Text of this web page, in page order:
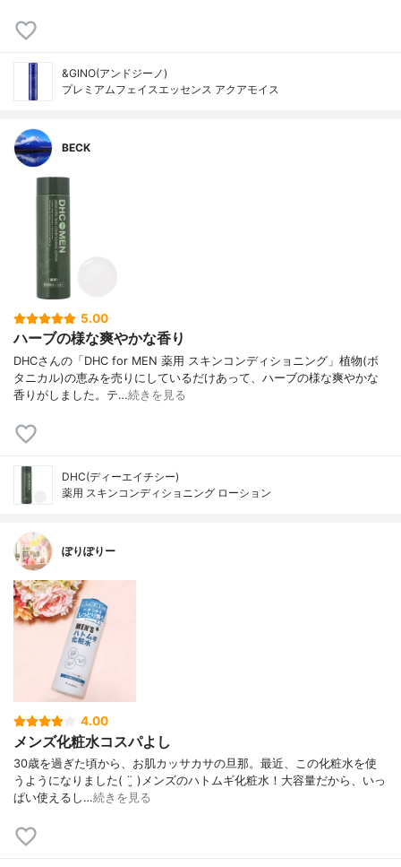
&GINO(アンドジーノ)
プレミアムフェイスエッセンス アクアモイス
BECK
5.00
ハーブの様な爽やかな香り
DHCさんの「DHC for MEN 薬用 スキンコンディショニング」植物(ボ
タニカル)の恵みを売りにしているだけあって、ハーブの様な爽やかな
香りがしました。テ…続きを見る
DHC(ディーエイチシー)
薬用 スキンコンディショニング ローション
ぽりぽりー
4.00
メンズ化粧水コスパよし
30歳を過ぎた頃から、お肌カッサカサの旦那。 最近、この化粧水を使
うようになりました( ¨̮ ) メンズのハトムギ化粧水！ 大容量だから、いっ
ぱい使えるし…続きを見る